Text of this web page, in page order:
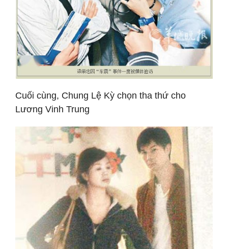
Cuối cùng, Chung Lệ Kỳ chọn tha thứ cho
Lương Vinh Trung